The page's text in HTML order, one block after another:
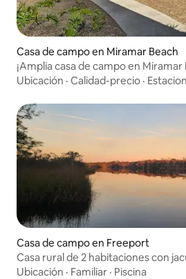
Casa de campo en Miramar Beach
¡Amplia casa de campo en Miramar
playa!
Ubicación · Calidad-precio ·
Casa de campo en Freeport
Casa rural de 2 habitaciones con
Ubicación · Familiar · Piscina